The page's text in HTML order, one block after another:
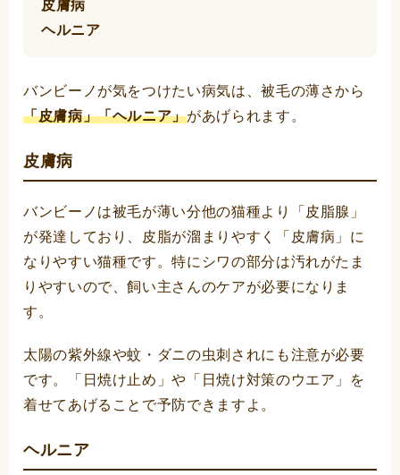
皮膚病
ヘルニア
バンビーノが気をつけたい病気は、被毛の薄さから
「皮膚病」「ヘルニア」があげられます。
皮膚病
バンビーノは被毛が薄い分他の猫種より「皮脂腺」
が発達しており、皮脂が溜まりやすく「皮膚病」に
なりやすい猫種です。特にシワの部分は汚れがたま
りやすいので、飼い主さんのケアが必要になりま
す。
太陽の紫外線や蚊・ダニの虫刺されにも注意が必要
です。「日焼け止め」や「日焼け対策のウエア」を
着せてあげることで予防できますよ。
ヘルニア